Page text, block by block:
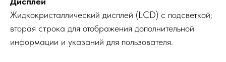
Жидкокристаллический дисплей (LCD) с подсветкой;
вторая строка для отображения дополнительной
информации и указаний для пользователя.